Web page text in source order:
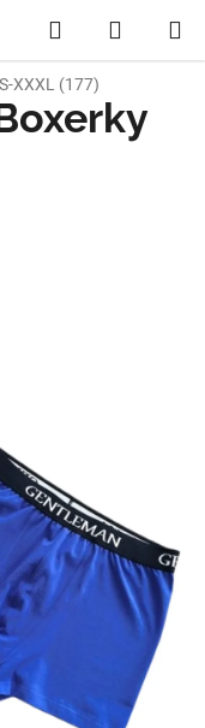
Search
CART
XXXL (177)